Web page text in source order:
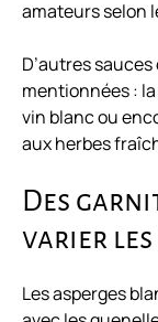
amateurs selon
D’autres
mentionnées :
vin blanc ou
aux herbes
Des
varier
Les asperges